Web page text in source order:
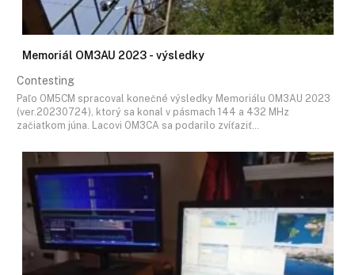
Memoriál OM3AU 2023 - výsledky
Contesting
Paľo OM5CM spracoval konečné výsledky Memoriálu OM3AU 2023
(ver.20230724), ktorý sa konal v pásmach 144 a 432 MHz
začiatkom júna. Lacovi OM3CA sa podarilo zvíťaziť…